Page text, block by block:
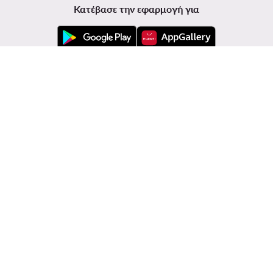
Κατέβασε την εφαρμογή για